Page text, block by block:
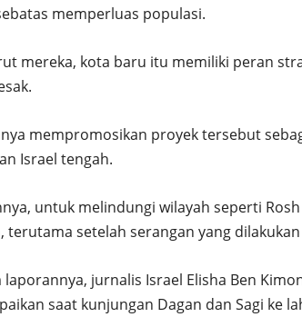
memperluas populasi.
mereka, kota baru itu memiliki peran
mempromosikan proyek tersebut
Israel tengah.
untuk melindungi wilayah seperti
terutama setelah serangan yang
laporannya, jurnalis Israel Elisha Ben
saat kunjungan Dagan dan Sagi ke